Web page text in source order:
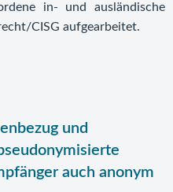
in- und ausländische
CISG aufgearbeitet.
und
auch anonym